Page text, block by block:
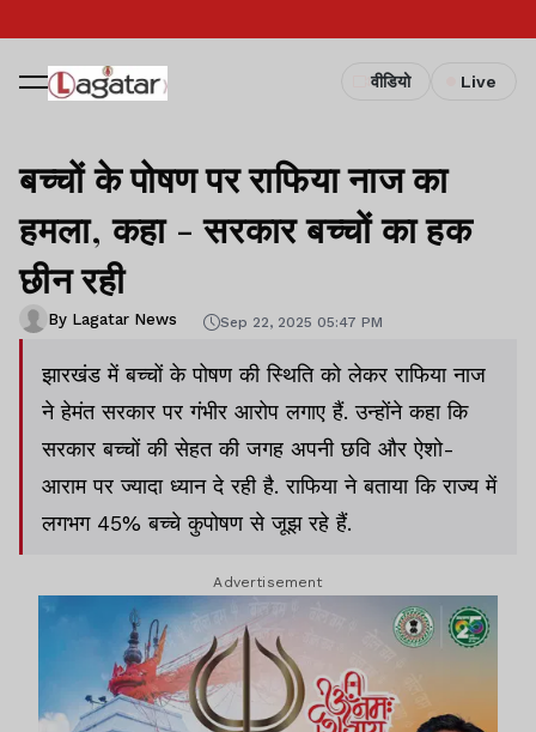
वीडियो Live
बच्चों के पोषण पर राफिया नाज का
हमला, कहा - सरकार बच्चों का हक
छीन रही
By Lagatar News Sep 22, 2025 05:47 PM
झारखंड में बच्चों के पोषण की स्थिति को लेकर राफिया नाज
ने हेमंत सरकार पर गंभीर आरोप लगाए हैं. उन्होंने कहा कि
सरकार बच्चों की सेहत की जगह अपनी छवि और ऐशो-
आराम पर ज्यादा ध्यान दे रही है. राफिया ने बताया कि राज्य में
लगभग 45% बच्चे कुपोषण से जूझ रहे हैं.
Advertisement